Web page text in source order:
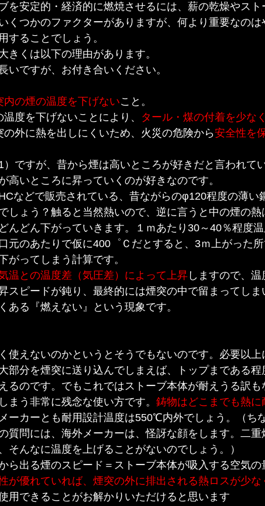
を安定的・経済的に燃焼させるには、薪の乾燥やスト
くつかのファクターがありますが、何より重要なのは
することでしょう。
きくは以下の理由があります。
いですが、お付き合いください。
内の煙の温度を下げないこと。
温度を下げないことにより、
タール・煤の付着を少な
の外に熱を出しにくいため、火災の危険から安全性を
ですが、昔から煙は高いところが好きだと言われて
高いところに昇っていくのが好きなのです。
などで販売されている、昔ながらのφ120程度の薄い
しょう？触ると当然熱いので、逆に言うと中の煙の熱
んどん下がっていきます。１ｍあたり30～40％程度
元のあたりで仮に400゜Ｃだとすると、3ｍ上がった
がってしまう計算です。
温との温度差（気圧差）によって上昇しますので、温
スピードが鈍り、最終的には煙突の中で留まってしま
ある『燃えない』という現象です。
使えないのかというとそうでもないのです。必要以上
部分を煙突に送り込んでしまえば、トップまである
るのです。でもこれではストーブ本体が耐えうる訳も
まう非常に残念な使い方です。 鋳物はどこまでも熱に
ーカーとも耐用設計温度は550℃内外でしょう。（ち
質問には、海外メーカーは、怪訝な顔をします。二重
そんなに温度を上げることがないのでしょう。）
ら出る煙のスピード＝ストーブ本体が吸入する空気の
が優れていれば、煙突の外に排出される熱ロスが少な
用できることがお解かりいただけると思います